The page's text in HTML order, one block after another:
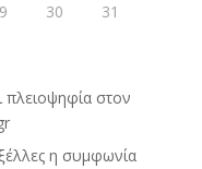
30
31
στον
η συμφωνία